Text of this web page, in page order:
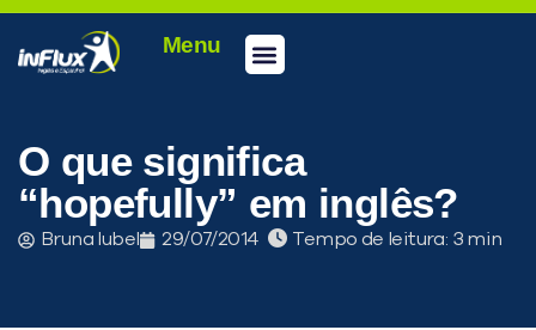
Menu
O que significa
“hopefully” em inglês?
Bruna Iubel 29/07/2014 Tempo de leitura: